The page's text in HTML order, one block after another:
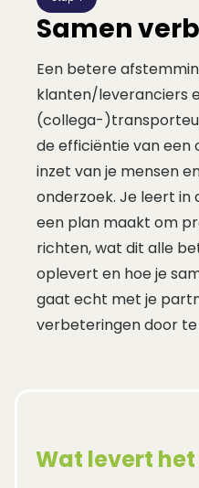
Samen
Een betere
klanten/leveranciers
(collega-
de efficiëntie van een
inzet van je mensen
onderzoek. Je leert in
een plan maakt om
richten, wat dit alle
oplevert en hoe je
gaat echt met je
verbeteringen door te
Wat levert het